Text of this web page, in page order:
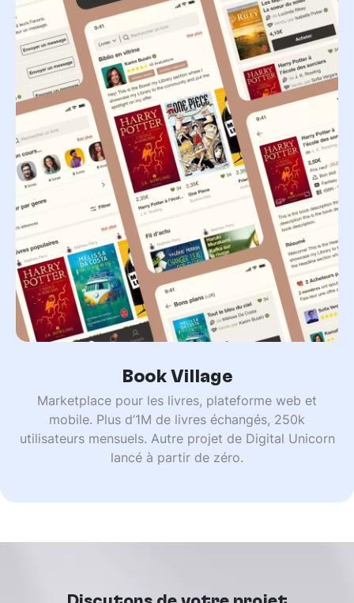
Book Village
Marketplace pour les livres, plateforme web et
mobile. Plus d’1M de livres échangés, 250k
utilisateurs mensuels. Autre projet de Digital Unicorn
lancé à partir de zéro.